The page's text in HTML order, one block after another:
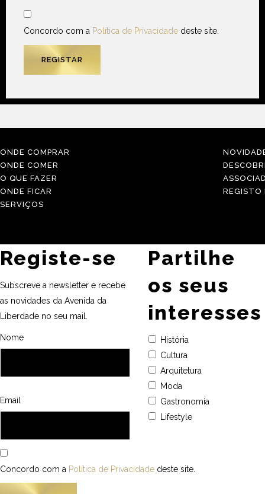
Concordo com a Política de Privacidade deste site.
ONDE COMPRAR
ONDE COMER
O QUE FAZER
ONDE FICAR
SERVIÇOS
REGISTO
Registe-se
Subscreve a newsletter e recebe
as novidades da Avenida da
Liberdade no seu mail.
Nome
Email
Partilhe
os seus
interesses
História
Cultura
Arquitetura
Moda
Gastronomia
Lifestyle
Concordo com a Política de Privacidade deste site.